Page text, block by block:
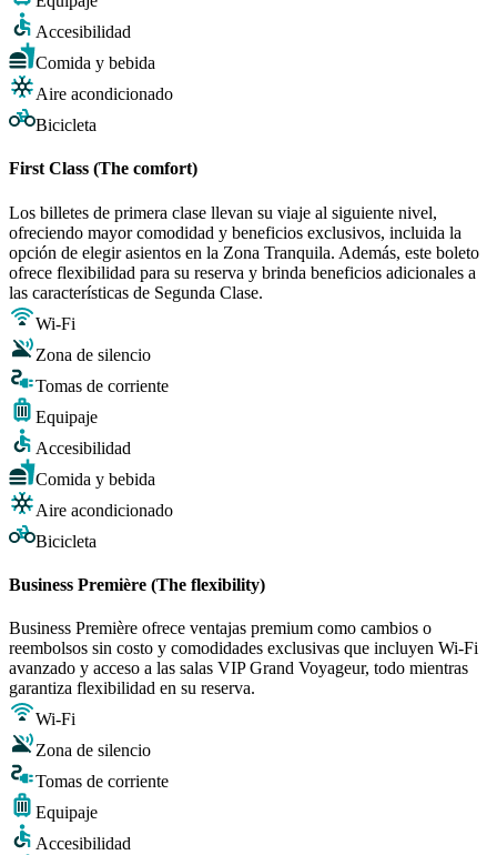
Accesibilidad
Comida y bebida
Aire acondicionado
Bicicleta
First Class (The comfort)
Los billetes de primera clase llevan su viaje al siguiente nivel,
ofreciendo mayor comodidad y beneficios exclusivos, incluida la
opción de elegir asientos en la Zona Tranquila. Además, este boleto
ofrece flexibilidad para su reserva y brinda beneficios adicionales a
las características de Segunda Clase.
Wi-Fi
Zona de silencio
Tomas de corriente
Equipaje
Accesibilidad
Comida y bebida
Aire acondicionado
Bicicleta
Business Première (The flexibility)
Business Première ofrece ventajas premium como cambios o
reembolsos sin costo y comodidades exclusivas que incluyen Wi-Fi
avanzado y acceso a las salas VIP Grand Voyageur, todo mientras
garantiza flexibilidad en su reserva.
Wi-Fi
Zona de silencio
Tomas de corriente
Equipaje
Accesibilidad